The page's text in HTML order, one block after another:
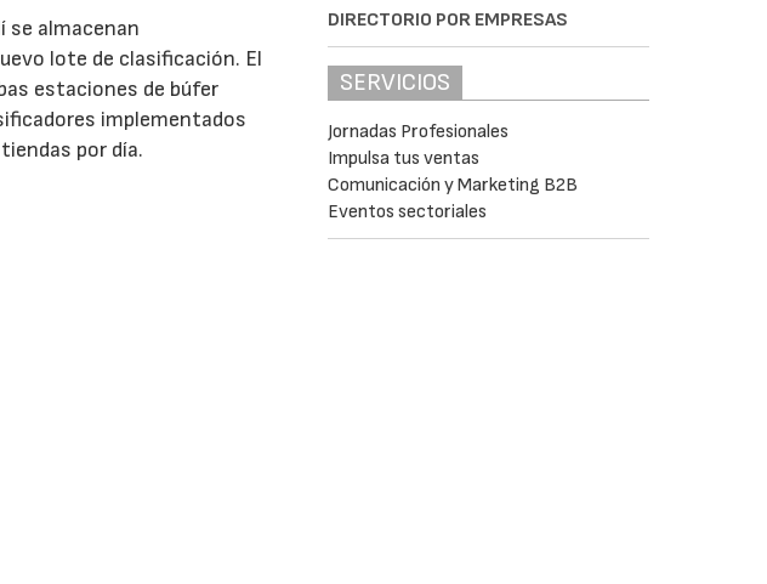
se almacenan
lote de clasificación. El
estaciones de búfer
implementados
por día.
DIRECTORIO POR EMPRESAS
SERVICIOS
Jornadas Profesionales
Impulsa tus ventas
Comunicación y Marketing B2B
Eventos sectoriales